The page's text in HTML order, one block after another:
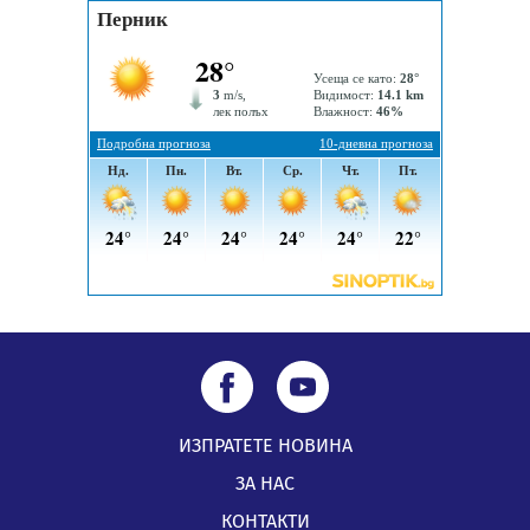
Пернишки експерт за фишинг измамите:
Проверявайте съмнителните линкове в bezopasno.net
05.08.2026, 15:42
ИЗПРАТЕТЕ НОВИНА
ЗА НАС
КОНТАКТИ